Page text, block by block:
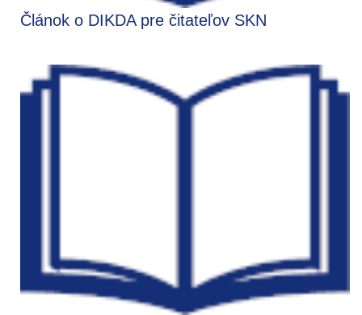
Článok o DIKDA pre čitateľov SKN